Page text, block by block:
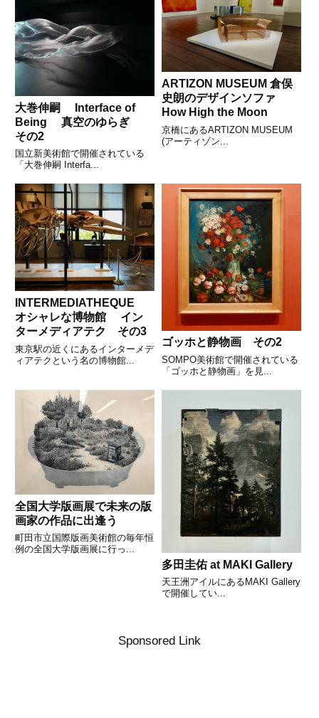
大巻伸嗣 Interface of
Being 真空のゆらぎ
その2
国立新美術館で開催されている
「大巻伸嗣 Interfa...
ARTIZON MUSEUM 倉俣
史朗のデザインソファ
How High the Moon
京橋にあるARTIZON MUSEUM
(アーティゾン...
INTERMEDIATHEQUE
オシャレな博物館 イン
ターメディアテク その3
東京駅の近くにあるインターメデ
ィアテクという名の博物館...
ゴッホと静物画 その2
SOMPO美術館で開催されている
「ゴッホと静物画」を見...
全国大学版画展で未来の版
画家の作品に出逢う
町田市立国際版画美術館の毎年恒
例の全国大学版画展に行っ...
多田圭佑 at MAKI Gallery
天王洲アイルにあるMAKI Gallery
で開催してい...
Sponsored Link